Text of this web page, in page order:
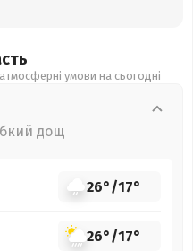
умови на сьогодні
дощ
26°/17°
26°/17°